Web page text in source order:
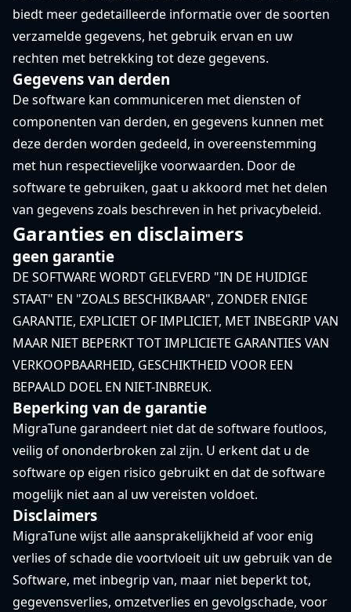
biedt meer gedetailleerde informatie over de soorten
verzamelde gegevens, het gebruik ervan en uw
rechten met betrekking tot deze gegevens.
Gegevens van derden
De software kan communiceren met diensten of
componenten van derden, en gegevens kunnen met
deze derden worden gedeeld, in overeenstemming
met hun respectievelijke voorwaarden. Door de
software te gebruiken, gaat u akkoord met het delen
van gegevens zoals beschreven in het privacybeleid.
Garanties en disclaimers
geen garantie
DE SOFTWARE WORDT GELEVERD "IN DE HUIDIGE
STAAT" EN "ZOALS BESCHIKBAAR", ZONDER ENIGE
GARANTIE, EXPLICIET OF IMPLICIET, MET INBEGRIP VAN
MAAR NIET BEPERKT TOT IMPLICIETE GARANTIES VAN
VERKOOPBAARHEID, GESCHIKTHEID VOOR EEN
BEPAALD DOEL EN NIET-INBREUK.
Beperking van de garantie
MigraTune garandeert niet dat de software foutloos,
veilig of ononderbroken zal zijn. U erkent dat u de
software op eigen risico gebruikt en dat de software
mogelijk niet aan al uw vereisten voldoet.
Disclaimers
MigraTune wijst alle aansprakelijkheid af voor enig
verlies of schade die voortvloeit uit uw gebruik van de
Software, met inbegrip van, maar niet beperkt tot,
gegevensverlies, omzetverlies en gevolgschade, voor